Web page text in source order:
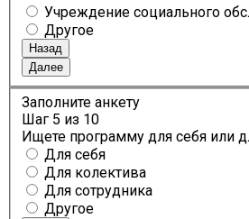
Учреждение социального
Другое
Назад
Далее
Заполните анкету
Шаг 5 из 10
Ищете программу для себя или
Для себя
Для колектива
Для сотрудника
Другое